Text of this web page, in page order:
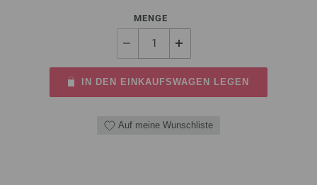
MENGE
IN DEN EINKAUFSWAGEN LEGEN
Auf meine Wunschliste